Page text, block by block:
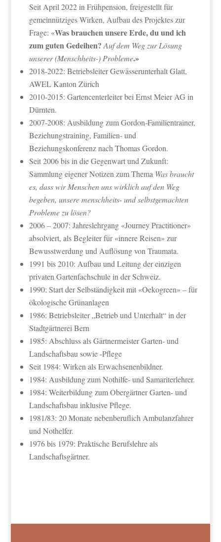
Seit April 2022 in Frühpension, freigestellt für
gemeinnütziges Wirken, Aufbau des Projektes zur
Frage: «Was brauchen unsere Erde, du und ich
zum guten Gedeihen?Auf dem Weg zur Lösung
unserer (Menschheits-) Probleme.»
2018-2022: Betriebsleiter Gewässerunterhalt Glatt,
AWEL Kanton Zürich
2010-2015: Gartencenterleiter bei Ernst Meier AG in
Dürnten.
2007-2008: Ausbildung zum Gordon-Familientrainer,
Beziehungstraining, Familien- und
Beziehungskonferenz nach Thomas Gordon.
Seit 2006 bis in die Gegenwart und Zukunft:
Sammlung eigener Notizen zum Thema Was braucht
es, dass wir Menschen uns wirklich auf den Weg
begeben, unsere menschheits- und selbstgemachten
Probleme zu lösen?
2006 – 2007: Jahreslehrgang «Journey Practitioner»
absolviert, als Begleiter für «innere Reisen» zur
Bewusstwerdung und Auflösung von Traumata.
1991 bis 2010: Aufbau und Leitung der einzigen
privaten Gartenfachschule in der Schweiz.
1990: Start der Selbständigkeit mit «Oekogreen» – für
ökologische Grünanlagen
1986: Betriebsleiter „Betrieb und Unterhalt“ in der
Stadtgärtnerei Bern
1985: Abschluss als Gärtnermeister Garten- und
Landschaftsbau sowie -Pflege
Seit 1984: Wirken als Erwachsenenbildner.
1984: Ausbildung zum Nothilfe- und Samariterlehrer.
1984: Weiterbildung zum Obergärtner Garten- und
Landschaftsbau inklusive Pflege.
1981/83: 20 Monate nebenberuflich Ambulanzfahrer
und Nothelfer.
1976 bis 1979: Praktische Berufslehre als
Landschaftsgärtner.